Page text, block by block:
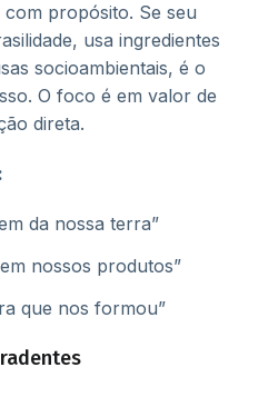
propósito. Se seu
usa ingredientes
socioambientais, é o
O foco é em valor de
direta.
da nossa terra”
nossos produtos”
que nos formou”